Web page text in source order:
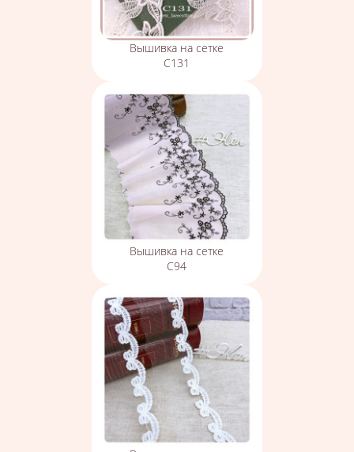
Вышивка на сетке
С131
Вышивка на сетке
С94